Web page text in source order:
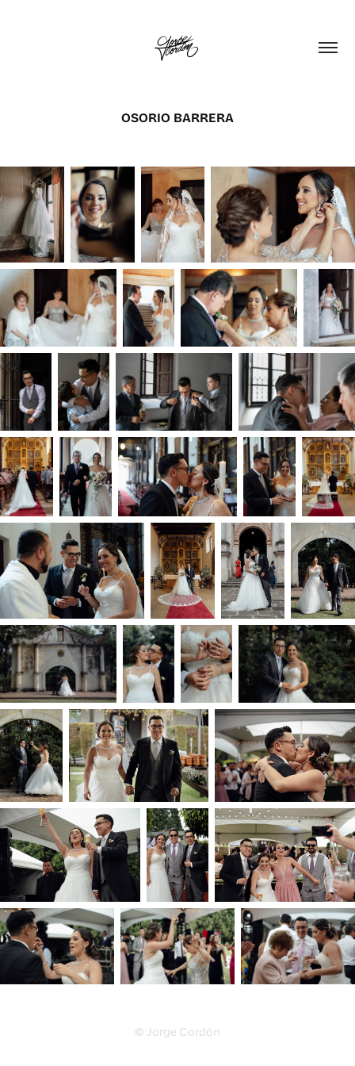
OSORIO BARRERA
© Jorge Cordón